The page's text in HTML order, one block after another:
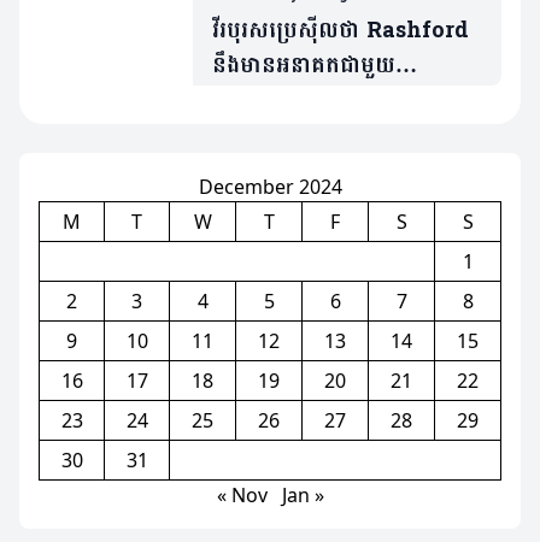
វីរបុរសប្រេស៊ីលថា Rashford
នឹងមានអនាគតជាមួយ
December 2024
M
T W T F S
S
1
2
3 4 5 6 7
8
9
10 11 12 13 14
15
16
17 18 19 20 21
22
23
24 25 26 27 28
29
30
31
« Nov
Jan »